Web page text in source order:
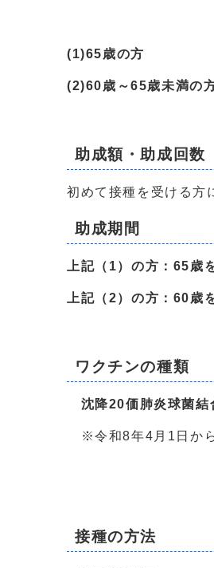
(1)65歳の方
(2)60歳～65歳未満の
助成額・助成回数
初めて接種を受ける方
助成期間
上記（1）の方：65歳
上記（2）の方：60歳
ワクチンの種類
沈降20価肺炎球菌結
※令和8年4月1日から
接種の方法